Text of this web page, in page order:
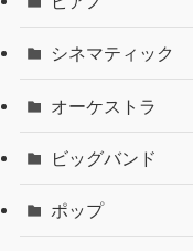
シネマティック
オーケストラ
ビッグバンド
ポップ